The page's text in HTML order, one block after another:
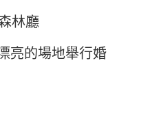
林廳
亮的場地舉行婚